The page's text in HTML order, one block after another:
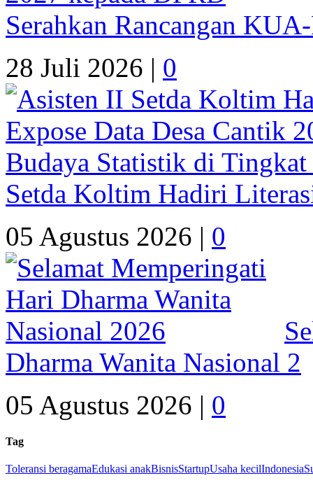
Serahkan Rancangan
28 Juli 2026 | 0
Setda Koltim Hadiri
05 Agustus 2026 | 0
Dharma Wanita Nasional 2
05 Agustus 2026 | 0
Tag
Toleransi beragamaEdukasi anakBisnisStartupUsaha kecilIndonesia